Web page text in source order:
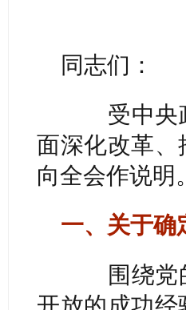
同志们：
受中央
面深化改革
向全会作说明。
一、关于确
围绕党的